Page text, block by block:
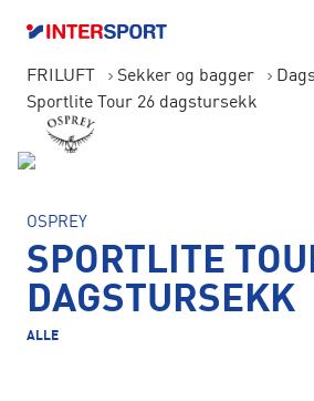
FRILUFT Sekker og bagger
Sportlite Tour 26 dagstursekk
OSPREY
SPORTLITE
DAGSTURSEKK
ALLE